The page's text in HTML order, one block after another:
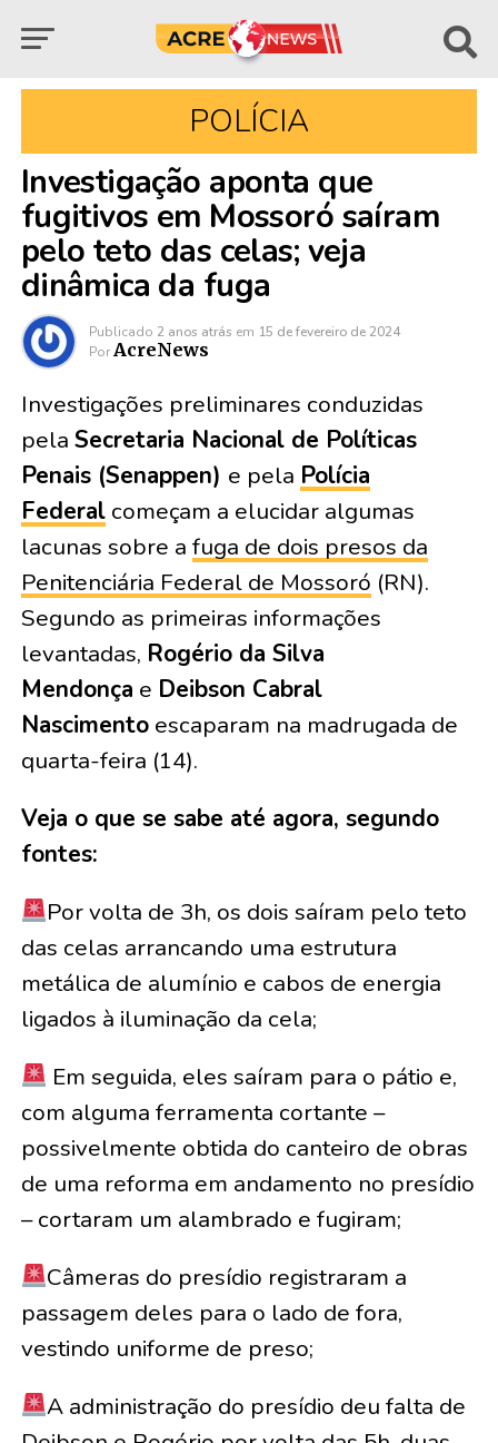
POLÍCIA
Investigação aponta que
fugitivos em Mossoró saíram
pelo teto das celas; veja
dinâmica da fuga
Publicado 2 anos atrás em 15 de fevereiro de 2024
Por AcreNews
Investigações preliminares conduzidas
pela Secretaria Nacional de Políticas
Penais (Senappen) e pela Polícia
Federalcomeçam a elucidar algumas
lacunas sobre a fuga de dois presos da
Penitenciária Federal de Mossoró (RN).
Segundo as primeiras informações
levantadas, Rogério da Silva
Mendonça e Deibson Cabral
Nascimentoescaparam na madrugada de
quarta-feira (14).
Veja o que se sabe até agora, segundo
fontes:
Por volta de 3h, os dois saíram pelo teto
das celas arrancando uma estrutura
metálica de alumínio e cabos de energia
ligados à iluminação da cela;
Em seguida, eles saíram para o pátio e,
com alguma ferramenta cortante –
possivelmente obtida do canteiro de obras
de uma reforma em andamento no presídio
– cortaram um alambrado e fugiram;
Câmeras do presídio registraram a
passagem deles para o lado de fora,
vestindo uniforme de preso;
A administração do presídio deu falta de